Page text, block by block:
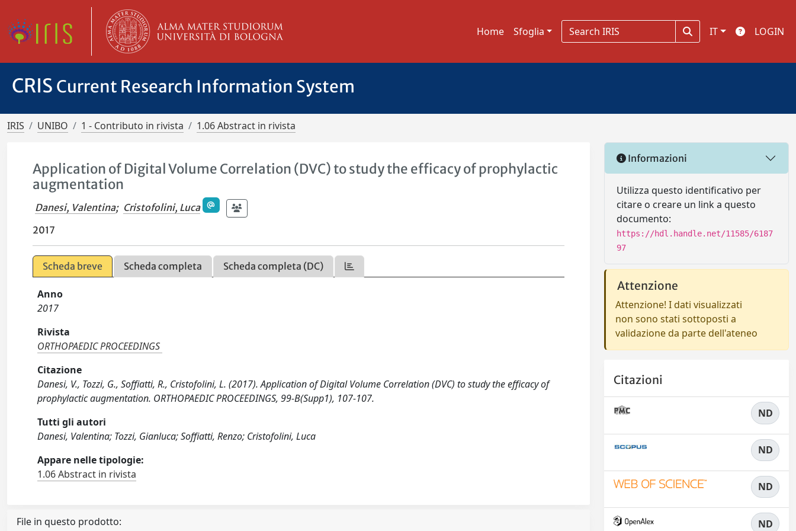
Home Sfoglia IT LOGIN
CRIS Current Research Information System
IRIS UNIBO 1 - Contributo in rivista 1.06 Abstract in rivista
Application of Digital Volume Correlation (DVC) to study the efficacy of prophylactic
augmentation
Danesi, Valentina; Cristofolini, Luca
2017
Scheda breve Scheda completa Scheda completa (DC)
Anno
2017
Rivista
ORTHOPAEDIC PROCEEDINGS
Citazione
Danesi, V., Tozzi, G., Soffiatti, R., Cristofolini, L. (2017). Application of Digital Volume Correlation (DVC) to study the efficacy of
prophylactic augmentation. ORTHOPAEDIC PROCEEDINGS, 99-B(Supp1), 107-107.
Tutti gli autori
Danesi, Valentina; Tozzi, Gianluca; Soffiatti, Renzo; Cristofolini, Luca
Appare nelle tipologie:
1.06 Abstract in rivista
File in questo prodotto:
Informazioni
Utilizza questo identificativo per
citare o creare un link a questo
documento:
https://hdl.handle.net/11585/6187
97
Attenzione
Attenzione! I dati visualizzati
non sono stati sottoposti a
validazione da parte dell'ateneo
Citazioni
ND
ND
ND
ND